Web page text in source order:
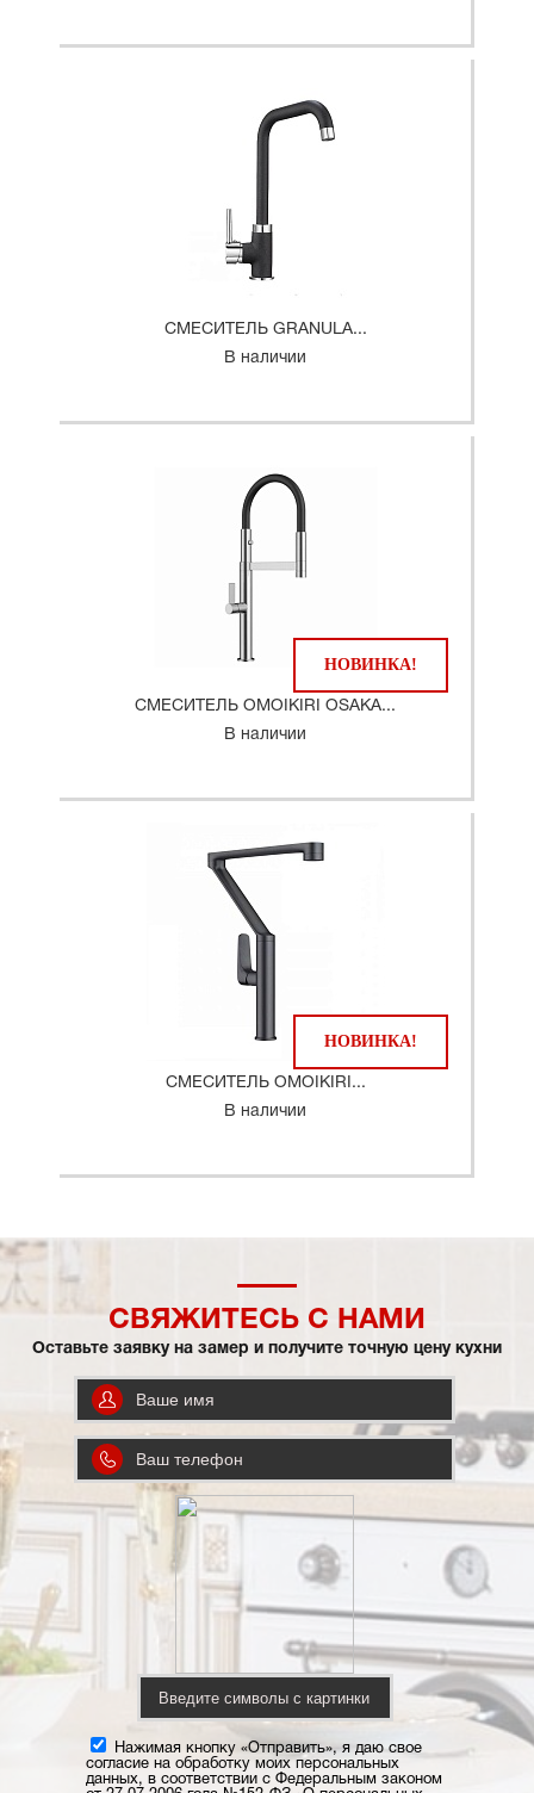
СМЕСИТЕЛЬ GRANULA...
В наличии
НОВИНКА!
СМЕСИТЕЛЬ OMOIKIRI OSAKA...
В наличии
НОВИНКА!
СМЕСИТЕЛЬ OMOIKIRI...
В наличии
СВЯЖИТЕСЬ С НАМИ
Оставьте заявку на замер и получите точную цену кухни
Нажимая кнопку «Отправить», я даю свое
согласие на обработку моих персональных
данных, в соответствии с Федеральным законом